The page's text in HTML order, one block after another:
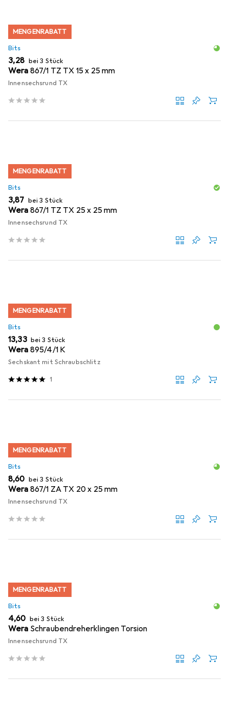
MENGENRABATT
Bits
EUR
3,28 bei 3 Stück
Wera 867/1 TZ TX 15 x 25 mm
Innensechsrund TX
MENGENRABATT
Bits
EUR
3,87 bei 3 Stück
Wera 867/1 TZ TX 25 x 25 mm
Innensechsrund TX
MENGENRABATT
Bits
EUR
13,33 bei 3 Stück
Wera 895/4/1 K
Sechskant mit Schraubschlitz
1
MENGENRABATT
Bits
EUR
8,60 bei 3 Stück
Wera 867/1 ZA TX 20 x 25 mm
Innensechsrund TX
MENGENRABATT
Bits
EUR
4,60 bei 3 Stück
Wera Schraubendreherklingen Torsion
Innensechsrund TX